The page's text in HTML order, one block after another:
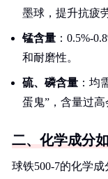
墨球，提升抗疲
锰含量 ：0.5%-
和耐磨性。
硫、磷含量 ：均
蛋鬼”，含量过高
二、化学成分
球铁500-7的化学